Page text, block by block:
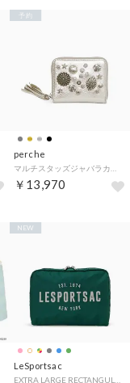
perche
￥13,970
予約
LeSportsac
NEW